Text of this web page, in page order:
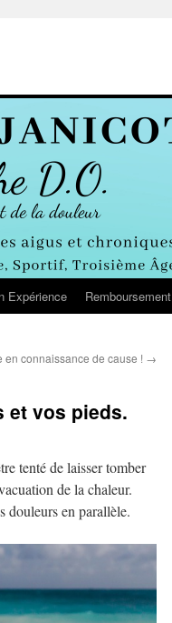
Expérience Remboursement
en connaissance de cause ! →
et vos pieds.
tenté de laisser tomber
de la chaleur.
douleurs en parallèle.